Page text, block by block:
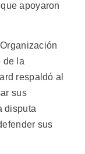
apoyaron
de la
respaldó al
sus
disputa
sus